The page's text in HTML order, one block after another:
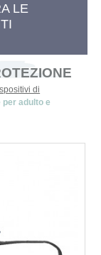
LE
di
adulto e